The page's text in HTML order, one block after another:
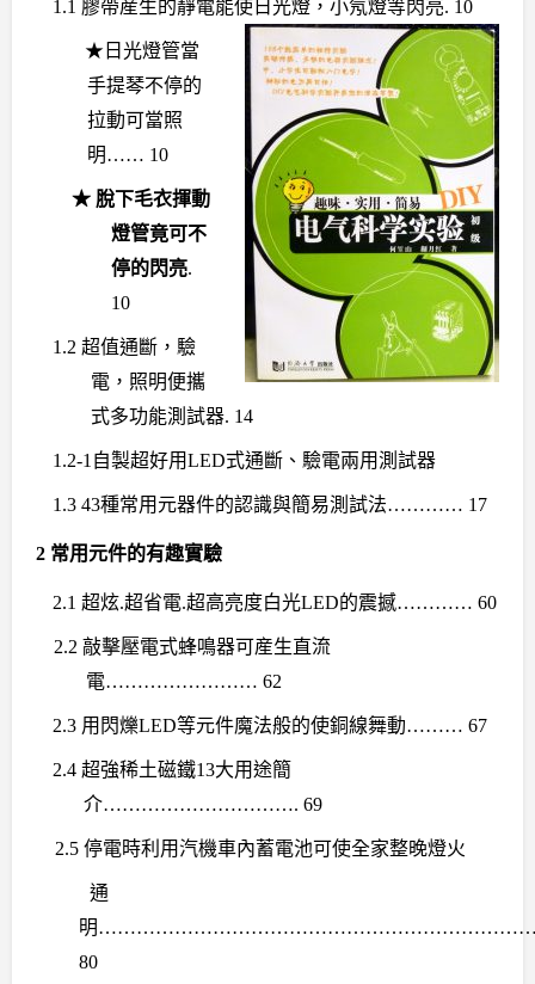
1.1 膠帶産生的靜電能使日光燈，小氖燈等閃亮. 10
★日光燈管當
手提琴不停的
拉動可當照
明…… 10
★ 脫下毛衣揮動
燈管竟可不
停的閃亮.
10
1.2 超值通斷，驗
電，照明便攜
式多功能測試器. 14
1.2-1 自製超好用LED式通斷、驗電兩用測試器
1.3 43種常用元器件的認識與簡易測試法………… 17
2 常用 元件的有趣實驗
2.1 超炫.超省電.超高亮度白光LED的震撼………… 60
2.2敲擊壓電式蜂鳴器可産生直流
電…………………… 62
2.3 用閃爍LED等元件魔法般的使銅線舞動……… 67
2.4 超強稀土磁鐵13大用途簡
介…………………………. 69
2.5 停電時利用汽機車內蓄電池可使全家整晚燈火
通
明
80